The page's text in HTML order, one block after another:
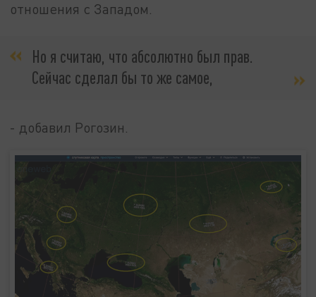
отношения с Западом.
Но я считаю, что абсолютно был прав.
Сейчас сделал бы то же самое,
- добавил Рогозин.